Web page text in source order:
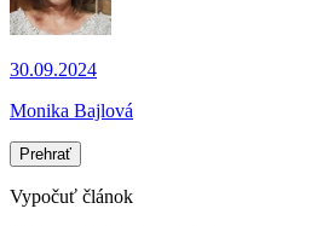
30.09.2024
Monika Bajlová
Prehrať
Vypočuť článok